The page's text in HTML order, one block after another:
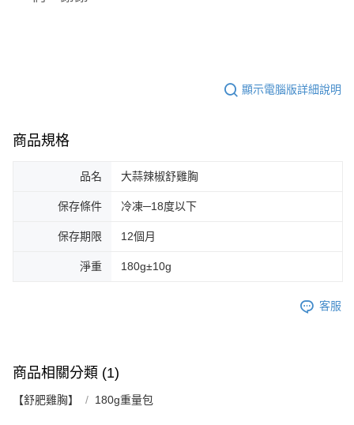
顯示電腦版詳細說明
商品規格
品名 大蒜辣椒舒雞胸
保存條件 冷凍─18度以下
保存期限 12個月
淨重 180g±10g
客服
商品相關分類 (1)
【舒肥雞胸】 180g重量包